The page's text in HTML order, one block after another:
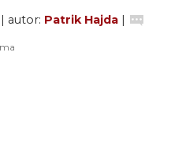
| autor: Patrik Hajda |